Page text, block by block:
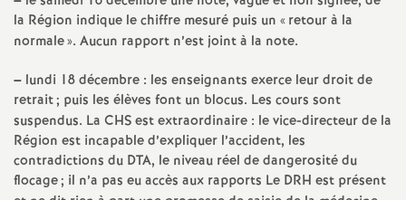
s
E
n
la Région indique le chiffre mesuré puis un «retour à la
normale». Aucun rapport n’est joint à la note.
– lundi 18 décembre : les enseignants exerce leur droit de
retrait; puis les élèves font un blocus. Les cours sont
suspendus. La CHSest extraordinaire : le vice-directeur de la
Région est incapable d’expliquer l’accident, les
contradictions du DTA, le niveau réel de dangerosité du
flocage; il n’a pas eu accès aux rapports Le DRH est présent